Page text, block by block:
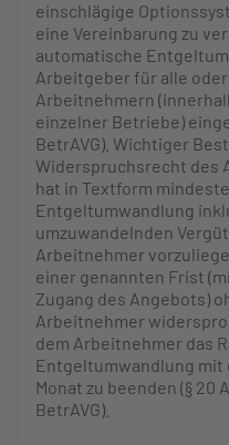
einschlägige
eine Vereinbarung zu
automatische
Arbeitgeber für alle
Arbeitnehmern
einzelner Betriebe)
BetrAVG). Wichtiger
Widerspruchsrecht des
hat in Textform
Entgeltumwandlung
umzuwandelnden
Arbeitnehmer
einer genannten Frist
Zugang des Angebots)
Arbeitnehmer
dem Arbeitnehmer das
Entgeltumwandlung mit
Monat zu beenden (§ 20
BetrAVG).